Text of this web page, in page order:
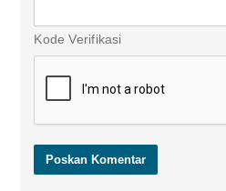
Kode Verifikasi